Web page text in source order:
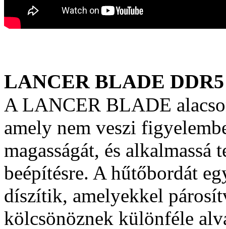
LANCER BLADE
A LANCER BLADE
amely nem veszi
magasságát, és
beépítésre. A hűtőbordát
díszítik, amelyekkel
kölcsönöznek különféle